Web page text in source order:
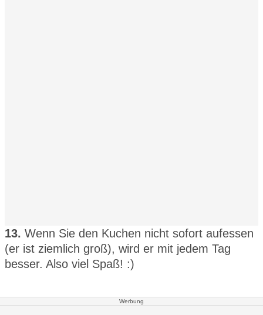
13. Wenn Sie den Kuchen nicht sofort aufessen
(er ist ziemlich groß), wird er mit jedem Tag
besser. Also viel Spaß! :)
Werbung